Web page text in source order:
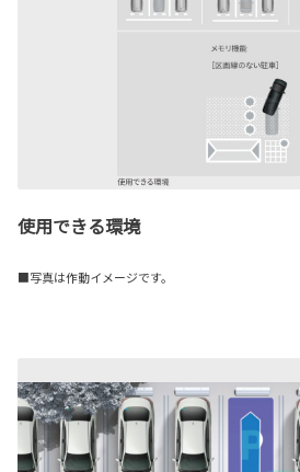
使用できる環境
■写真は作動イメージです。